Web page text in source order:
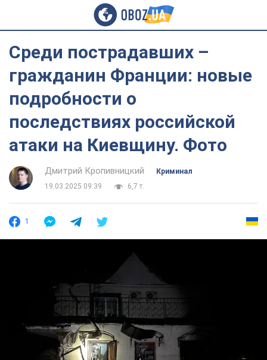
Среди пострадавших –
гражданин Франции: новые
подробности о
последствиях российской
атаки на Киевщину. Фото
Дмитрий Кропивницкий
Криминал
19.03.2025 09:39
6,7 т.
1